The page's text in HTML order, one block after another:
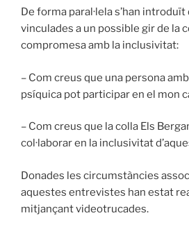
De forma paral·lela s’han
vinculades a un possible gir de la
compromesa amb la inclusivitat:
– Com creus que una persona
psíquica pot participar en el mon
– Com creus que la colla Els
col·laborar en la inclusivitat
Donades les circumstàncies
aquestes entrevistes han estat
mitjançant videotrucades.